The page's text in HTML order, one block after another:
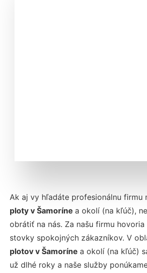
Ak aj vy hľadáte profesionálnu firmu
ploty v Šamoríne a okolí (na kľúč),
obrátiť na nás. Za našu firmu
stovky spokojných zákazníkov. V
plotov v Šamoríne a okolí (na kľúč)
už dlhé roky a naše služby